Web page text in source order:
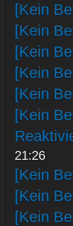
[Kein
[Kein
[Kein
[Kein
[Kein
[Kein
21:26
[Kein
[Kein
[Kein